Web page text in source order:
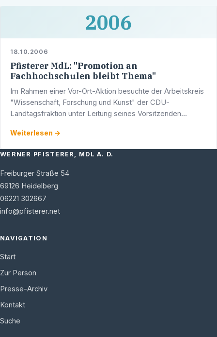
2006
18.10.2006
Pfisterer MdL: "Promotion an
Fachhochschulen bleibt Thema"
Im Rahmen einer Vor-Ort-Aktion besuchte der Arbeitskreis
"Wissenschaft, Forschung und Kunst" der CDU-
Landtagsfraktion unter Leitung seines Vorsitzenden
Die …
Weiterlesen →
WERNER PFISTERER, MDL A. D.
Freiburger Straße 54
69126 Heidelberg
06221 302667
info@pfisterer.net
NAVIGATION
Start
Zur Person
Presse-Archiv
Kontakt
Suche